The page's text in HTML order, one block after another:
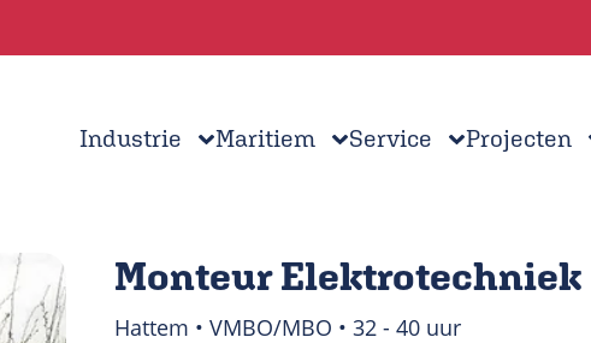
Industrie Maritiem Service Projecten
Monteur Elektrotechniek
Hattem • VMBO/MBO • 32 - 40 uur